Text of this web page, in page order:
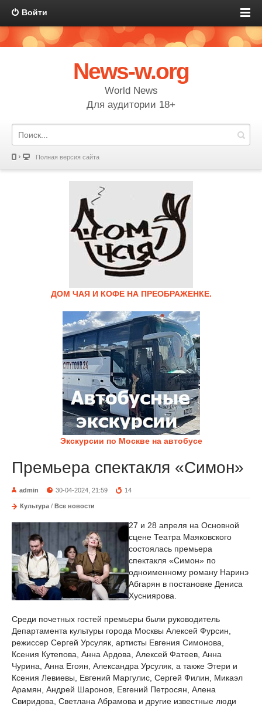
Войти
News-w.org
World News
Для аудитории 18+
Полная версия сайта
ДОМ ЧАЯ И КОФЕ НА ПРЕОБРАЖЕНКЕ.
Экскурсии по Москве на автобусе
Премьера спектакля «Симон»
admin 30-04-2024, 21:59 14
Культура / Все новости
27 и 28 апреля на Основной
сцене Театра Маяковского
состоялась премьера
спектакля «Симон» по
одноименному роману Наринэ
Абгарян в постановке Дениса
Хусниярова.
Среди почетных гостей премьеры были руководитель
Департамента культуры города Москвы Алексей Фурсин,
режиссер Сергей Урсуляк, артисты Евгения Симонова,
Ксения Кутепова, Анна Ардова, Алексей Фатеев, Анна
Чурина, Анна Егоян, Александра Урсуляк, а также Этери и
Ксения Левиевы, Евгений Маргулис, Сергей Филин, Микаэл
Арамян, Андрей Шаронов, Евгений Петросян, Алена
Свиридова, Светлана Абрамова и другие известные люди